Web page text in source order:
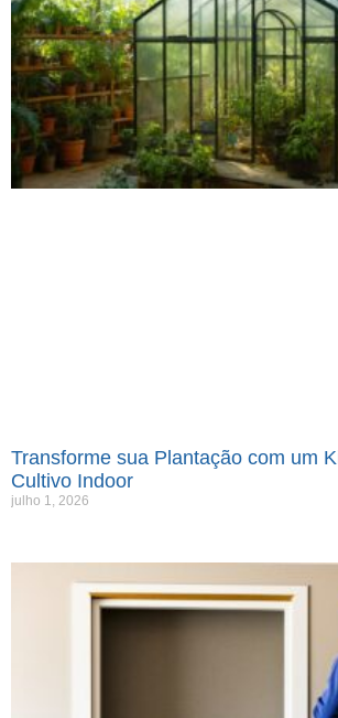
Transforme sua Plantação com um
Cultivo Indoor
julho 1, 2026